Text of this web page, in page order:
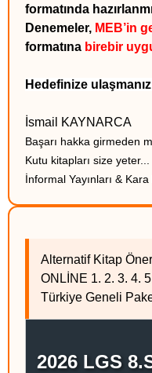
formatında
Denemeler, MEB’in
formatına birebir
Hedefinize
İsmail KAYNARCA
Başarı hakka girmeden
Kutu kitapları size yeter...
İnformal Yayınları &
Alternatif Kitap
ONLİNE 1. 2. 3. 4.
Türkiye Geneli
2026 LGS